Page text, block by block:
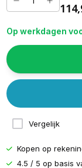
Op werkdagen
Vergelijk
Kopen op
4.5 / 5 op basis